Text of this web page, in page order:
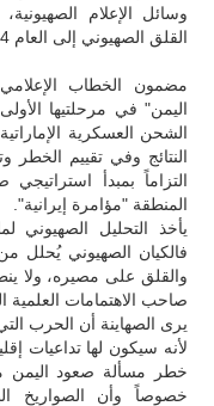
وسائل الإعلام
القلق الصهيوني إلى العام 2014م عندما انتصرت الثورة الشعبية.
مضمون الخطاب
اليمن" في مرحلتيها
الشحن العسكرية
النتائج وفي تقييم الخطر
التزاماً بمبدأ
المنطقة "مؤامرة إيرانية".
يأخذ التحليل الصهيوني
فالكيان الصهيوني يُحلل
والقلق على مصيره، ولا
صاحب الاهتمامات العلمية
يرى الصهاينة أن الحرب
لأنه سيكون لها تداعيات
خطر مسألة صعود اليمن
خصوصاً وأن الصواريخ